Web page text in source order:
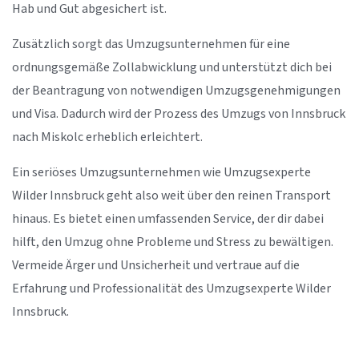
Hab und Gut abgesichert ist.
Zusätzlich sorgt das Umzugsunternehmen für eine
ordnungsgemäße Zollabwicklung und unterstützt dich bei
der Beantragung von notwendigen Umzugsgenehmigungen
und Visa. Dadurch wird der Prozess des Umzugs von Innsbruck
nach Miskolc erheblich erleichtert.
Ein seriöses Umzugsunternehmen wie Umzugsexperte
Wilder Innsbruck geht also weit über den reinen Transport
hinaus. Es bietet einen umfassenden Service, der dir dabei
hilft, den Umzug ohne Probleme und Stress zu bewältigen.
Vermeide Ärger und Unsicherheit und vertraue auf die
Erfahrung und Professionalität des Umzugsexperte Wilder
Innsbruck.